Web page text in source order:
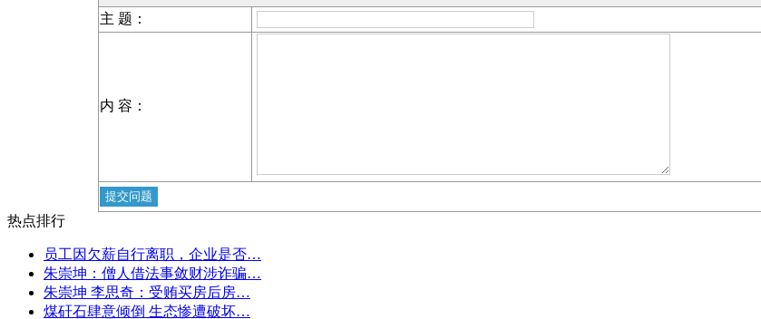
主 题：
内 容：
热点排行
员工因欠薪自行离职，企业是否…
朱崇坤：僧人借法事敛财涉诈骗…
朱崇坤 李思奇：受贿买房后房…
煤矸石肆意倾倒 生态惨遭破坏…